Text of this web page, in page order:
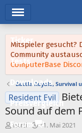
Ticker
Tests
Downloads
Preisvergleich
Forum
Mitspieler gesucht?
Community
ComputerBase
Battle Royale, Survival
Resident Evil
Sound auf dem
E
n4rti
E11. Mai 2021